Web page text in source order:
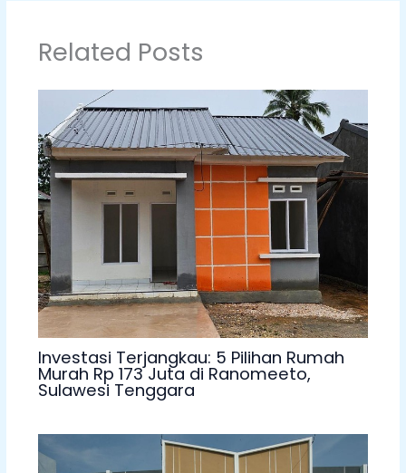
Related Posts
Investasi Terjangkau: 5 Pilihan Rumah
Murah Rp 173 Juta di Ranomeeto,
Sulawesi Tenggara